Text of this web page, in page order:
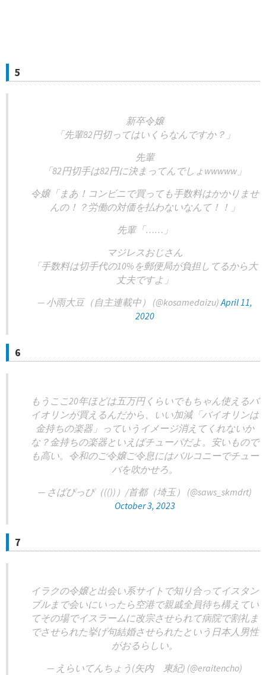
5
新卒令嬢
「先輩82円切ってはいくらなんですか？」
先輩
「82円切手は82円に決まってんでしょwwwww」
令嬢「まあ！コンビニで買っても手数料はかかりませ
んの！？労働の対価を払わないなんて！！」
先輩「……」
マジレスおじさん
「手数料は切手代の10%を郵便局が負担してるから大
丈夫ですよ」
— 小雨大豆（自主連載中） (@kosamedaizu)April 11,
2020
6
もうここ20年ほどは五万円くらいでもちゃん使えるバ
イオリンが買えるんだから、いい加減「バイオリンは
金持ちの楽器」っていうイメージ消えてくれないか
な？金持ちの楽器といえばチューバだよ。安いもので
も高い。令和のご令嬢ご令息にはバルコニーでチュー
バを吹かせろ。
— さばぴっぴ（(())）/首都（埼玉） (@saws_skmdrt)
October 3, 2023
7
イラクの令嬢と出会い系サイトで知り合ってイスタン
ブルまで会いにいったら空港で親戚全員待ち構えてい
てその場でイスラームに改宗させられて病院で割礼ま
でさせられた挙げ句結婚させられたという日本人男性
がおるらしい。
— えらいてんちょう(矢内 東紀) (@eraitencho)